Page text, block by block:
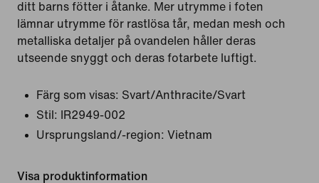
ditt barns fötter i åtanke. Mer utrymme i foten
lämnar utrymme för rastlösa tår, medan mesh och
metalliska detaljer på ovandelen håller deras
utseende snyggt och deras fotarbete luftigt.
Färg som visas: Svart/Anthracite/Svart
Stil:
IR2949-002
Ursprungsland/-region: Vietnam
Visa produktinformation